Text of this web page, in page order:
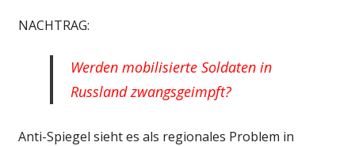
NACHTRAG:
Werden mobilisierte Soldaten in
Russland zwangsgeimpft?
Anti-Spiegel sieht es als regionales Problem in